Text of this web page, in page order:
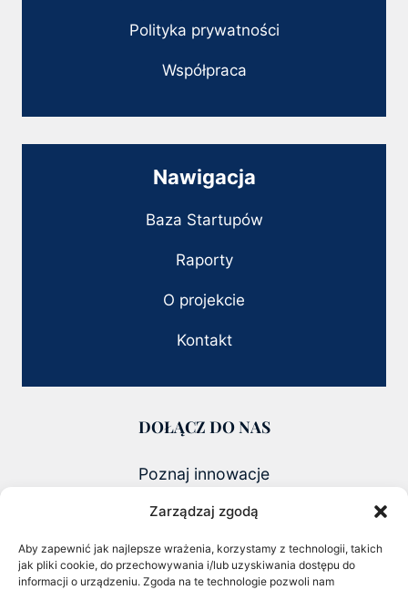
Zarządzaj zgodą
Aby zapewnić jak najlepsze wrażenia, korzystamy z technologii, takich
jak pliki cookie, do przechowywania i/lub uzyskiwania dostępu do
informacji o urządzeniu. Zgoda na te technologie pozwoli nam
Polityka prywatności
Współpraca
Nawigacja
Baza Startupów
Raporty
O projekcie
Kontakt
DOŁĄCZ DO NAS
Poznaj innowacje
ZOBACZ NAJNOWSZY RAPORT 2026
CHECK OUT OUR LATEST 2026